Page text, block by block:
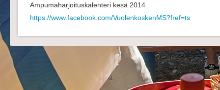
Ampumaharjoituskalenteri kesä 2014
https://www.facebook.com/VuolenkoskenMS?fref=ts